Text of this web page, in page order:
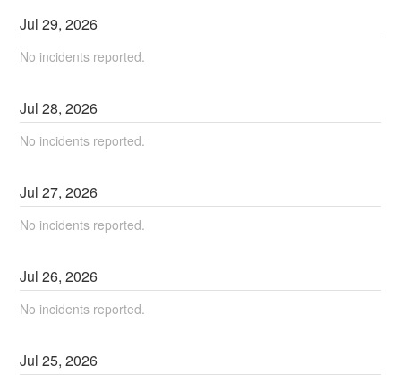
Jul29,2026
No incidents reported.
Jul28,2026
No incidents reported.
Jul27,2026
No incidents reported.
Jul26,2026
No incidents reported.
Jul25,2026